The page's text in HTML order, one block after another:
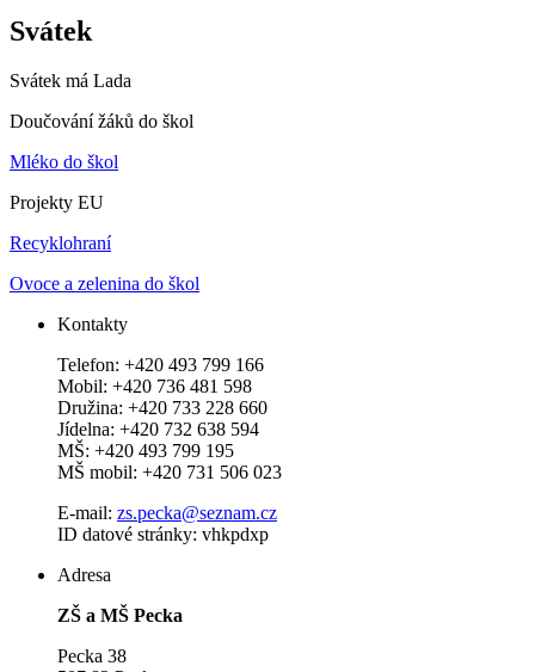
Svátek
Svátek má Lada
Doučování žáků do škol
Mléko do škol
Projekty EU
Recyklohraní
Ovoce a zelenina do škol
Kontakty
Telefon: +420 493 799 166
Mobil: +420 736 481 598
Družina: +420 733 228 660
Jídelna: +420 732 638 594
MŠ: +420 493 799 195
MŠ mobil: +420 731 506 023
E-mail: zs.pecka@seznam.cz
ID datové stránky: vhkpdxp
Adresa
ZŠ a MŠ Pecka
Pecka 38